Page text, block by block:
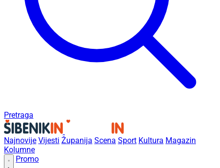
Pretraga
Najnovije Vijesti Županija Scena Sport Kultura Magazin
Kolumne
Promo